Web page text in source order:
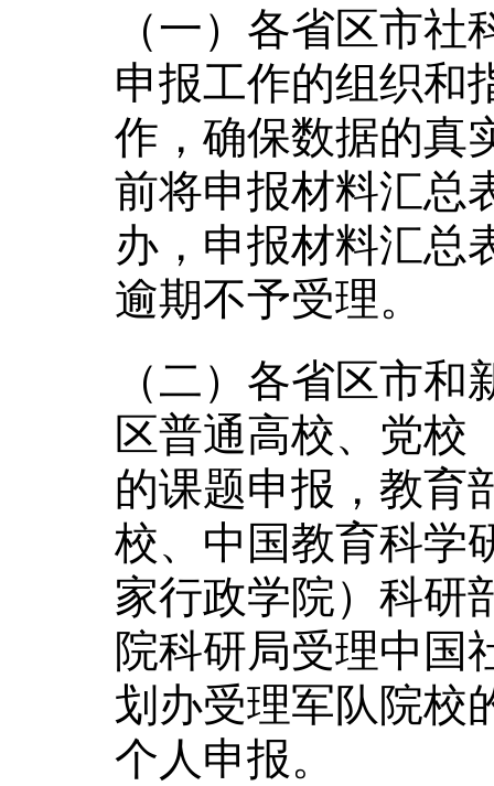
（一）各省区市
申报工作的组织和
作，确保数据的真
前将申报材料汇总
办，申报材料汇
逾期不予受理。
（二）各省区市
区普通高校、党校
的课题申报，教育
校、中国教育科学
家行政学院）科研
院科研局受理中国
划办受理军队院校
个人申报。